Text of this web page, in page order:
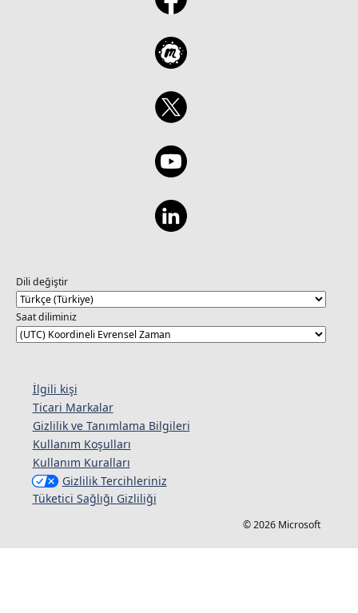
Dili değiştir
Saat diliminiz
İlgili kişi
Ticari Markalar
Gizlilik ve Tanımlama Bilgileri
Kullanım Koşulları
Kullanım Kuralları
Gizlilik Tercihleriniz
Tüketici Sağlığı Gizliliği
© 2026 Microsoft